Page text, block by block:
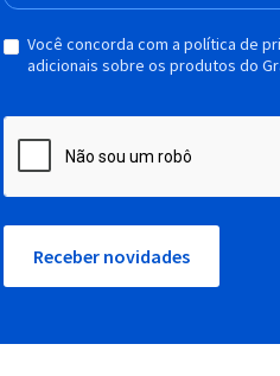
Você concorda com a política de
adicionais sobre os produtos do
Receber novidades